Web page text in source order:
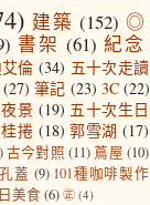
建築 (152) ◎
書架 (61) 紀念
倫 (34) 五十次走讀
(27) 筆記 (23) 3C (22)
夜景 (19) 五十次生日
捲 (18) 郭雪湖 (17)
古今對照 (11) 蔦屋 (10)
蓋 (9) 101種咖啡製作
美食 (6) ㊣ (4)